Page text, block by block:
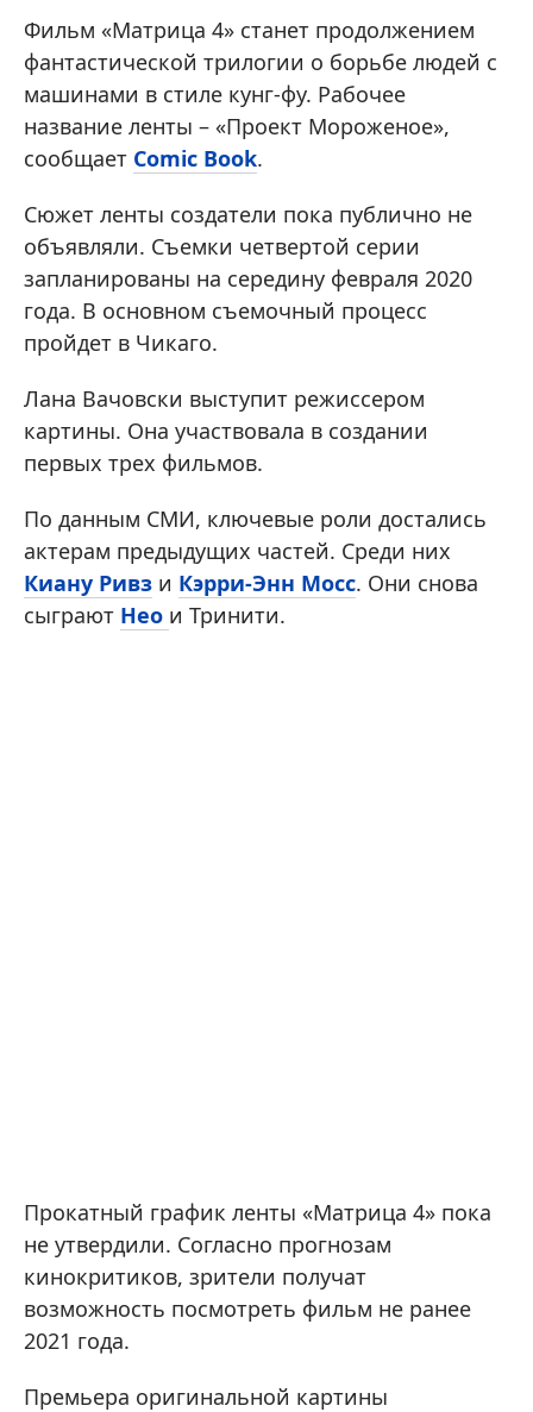
Фильм «Матрица 4» станет продолжением
фантастической трилогии о борьбе людей с
машинами в стиле кунг-фу. Рабочее
название ленты – «Проект Мороженое»,
сообщает Comic Book.
Сюжет ленты создатели пока публично не
объявляли. Съемки четвертой серии
запланированы на середину февраля 2020
года. В основном съемочный процесс
пройдет в Чикаго.
Лана Вачовски выступит режиссером
картины. Она участвовала в создании
первых трех фильмов.
По данным СМИ, ключевые роли достались
актерам предыдущих частей. Среди них
Киану Ривз и Кэрри-Энн Мосс. Они снова
сыграют Нео и Тринити.
Прокатный график ленты «Матрица 4» пока
не утвердили. Согласно прогнозам
кинокритиков, зрители получат
возможность посмотреть фильм не ранее
2021 года.
Премьера оригинальной картины